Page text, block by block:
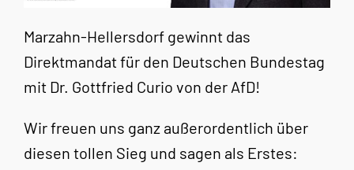
Marzahn-Hellersdorf gewinnt das
Direktmandat für den Deutschen Bundestag
mit Dr. Gottfried Curio von der AfD!
Wir freuen uns ganz außerordentlich über
diesen tollen Sieg und sagen als Erstes: